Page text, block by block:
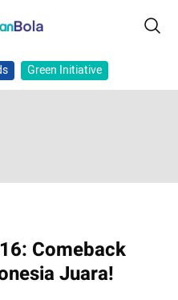
Green Initiative
Comeback
Juara!